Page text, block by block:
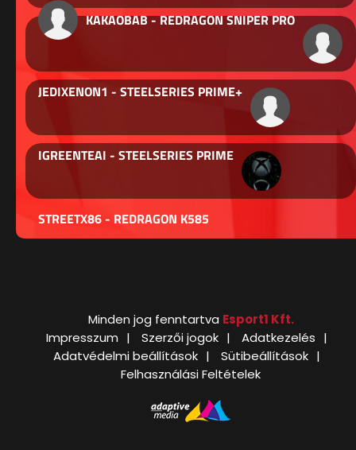
KAKAOBAB - REDRAGON SNIPER PRO
JEDIXENON1 - STEELSERIES PRIME+
IGREENTEAI - STEELSERIES PRIME
STREETX86 - REDRAGON K585
Minden jog fenntartva Esport1 Kft.
Impresszum
Szerzői jogok
Adatkezelés
Adatvédelmi beállítások
Sütibeállítások
Felhasználási Feltételek